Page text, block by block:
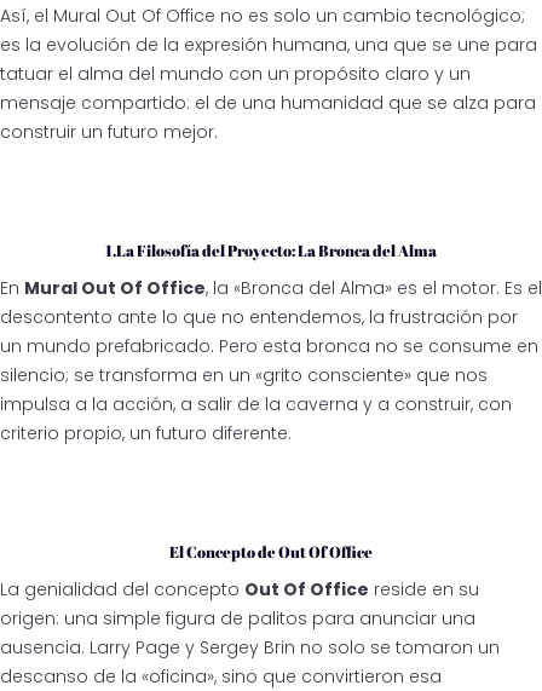
Así, el Mural Out Of Office no es solo un cambio tecnológico;
es la evolución de la expresión humana, una que se une para
tatuar el alma del mundo con un propósito claro y un
mensaje compartido: el de una humanidad que se alza para
construir un futuro mejor.
1.La Filosofía del Proyecto: La Bronca del Alma
En Mural Out Of Office, la «Bronca del Alma» es el motor. Es el
descontento ante lo que no entendemos, la frustración por
un mundo prefabricado. Pero esta bronca no se consume en
silencio; se transforma en un «grito consciente» que nos
impulsa a la acción, a salir de la caverna y a construir, con
criterio propio, un futuro diferente.
El Concepto de Out Of Office
La genialidad del concepto Out Of Office reside en su
origen: una simple figura de palitos para anunciar una
ausencia. Larry Page y Sergey Brin no solo se tomaron un
descanso de la «oficina», sino que convirtieron esa